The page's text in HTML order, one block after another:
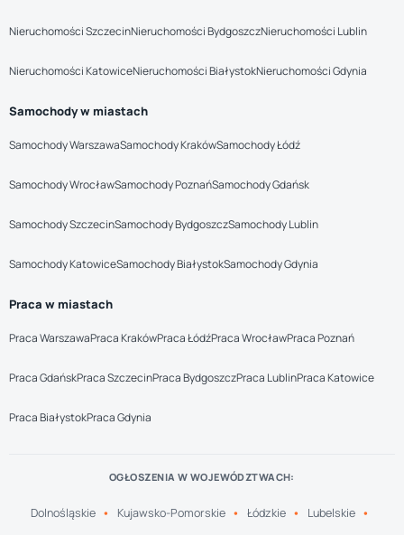
Nieruchomości SzczecinNieruchomości BydgoszczNieruchomości Lublin
Nieruchomości KatowiceNieruchomości BiałystokNieruchomości Gdynia
Samochody w miastach
Samochody WarszawaSamochody KrakówSamochody Łódź
Samochody WrocławSamochody PoznańSamochody Gdańsk
Samochody SzczecinSamochody BydgoszczSamochody Lublin
Samochody KatowiceSamochody BiałystokSamochody Gdynia
Praca w miastach
Praca WarszawaPraca KrakówPraca ŁódźPraca WrocławPraca Poznań
Praca GdańskPraca SzczecinPraca BydgoszczPraca LublinPraca Katowice
Praca BiałystokPraca Gdynia
OGŁOSZENIA W WOJEWÓDZTWACH:
Dolnośląskie Kujawsko-Pomorskie Łódzkie Lubelskie